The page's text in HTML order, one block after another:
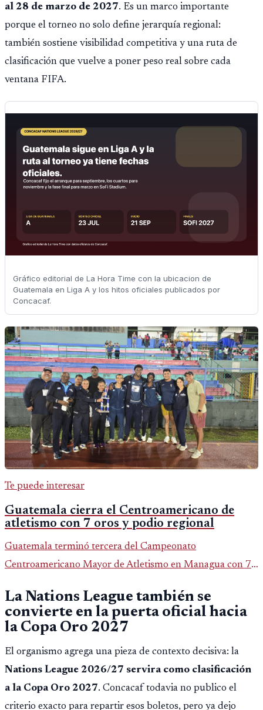
al 28 de marzo de 2027. Es un marco importante
porque el torneo no solo define jerarquía regional:
también sostiene visibilidad competitiva y una ruta de
clasificación que vuelve a poner peso real sobre cada
ventana FIFA.
Gráfico editorial de La Hora Time con la ubicacion de
Guatemala en Liga A y los hitos oficiales publicados por
Concacaf.
Te puede interesar
Guatemala cierra el Centroamericano de
atletismo con 7 oros y podio regional
Guatemala terminó tercera del Campeonato
Centroamericano Mayor de Atletismo en Managua con 7
CDAG.
La Nations League también se
convierte en la puerta oficial hacia
la Copa Oro 2027
El organismo agrega una pieza de contexto decisiva: la
Nations League 2026/27 servira como clasificación
a la Copa Oro 2027. Concacaf todavia no publico el
criterio exacto para repartir esos boletos, pero ya dejo